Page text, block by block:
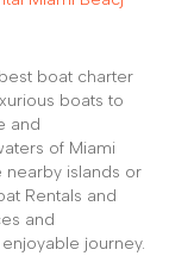
boat charter
boats to
and
of Miami
nearby islands or
Rentals and
and
journey.